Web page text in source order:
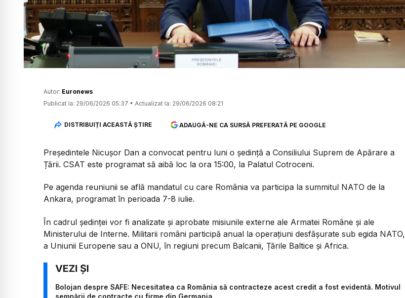
Autor: Euronews
Publicat la: 29/06/2026 05:37 • Actualizat la: 29/06/2026 08:21
DISTRIBUIȚI ACEASTĂ ȘTIRE ADAUGĂ-NE CA SURSĂ PREFERATĂ PE GOOGLE
Președintele Nicușor Dan a convocat pentru luni o ședință a Consiliului Suprem de Apărare a
Țării. CSAT este programat să aibă loc la ora 15:00, la Palatul Cotroceni.
Pe agenda reuniunii se află mandatul cu care România va participa la summitul NATO de la
Ankara, programat în perioada 7-8 iulie.
În cadrul ședinței vor fi analizate și aprobate misiunile externe ale Armatei Române și ale
Ministerului de Interne. Militarii români participă anual la operațiuni desfășurate sub egida NATO,
a Uniunii Europene sau a ONU, în regiuni precum Balcanii, Țările Baltice și Africa.
Bolojan despre SAFE: Necesitatea ca România să contracteze acest credit a fost evidentă. Motivul
semnării de contracte cu firme din Germania